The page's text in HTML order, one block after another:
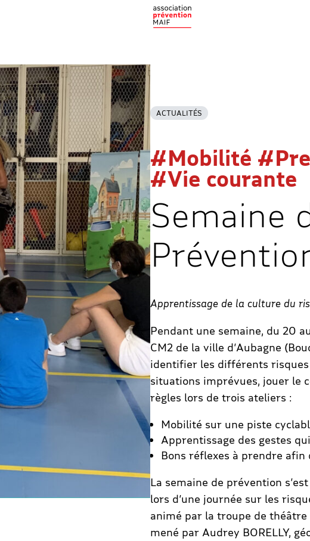
ACTUALITÉS
#Mobilité
#Vie courante
Semaine
Apprentissage de la culture du
Pendant une semaine, du 20
CM2 de la ville d’Aubagne
identifier les différents
situations imprévues, jouer le
règles lors de trois ateliers :
Mobilité sur une piste
Apprentissage des gestes
Bons réflexes à prendre afin
La semaine de prévention
lors d’une journée sur les
animé par la troupe de théâtre
mené par Audrey BORELLY,